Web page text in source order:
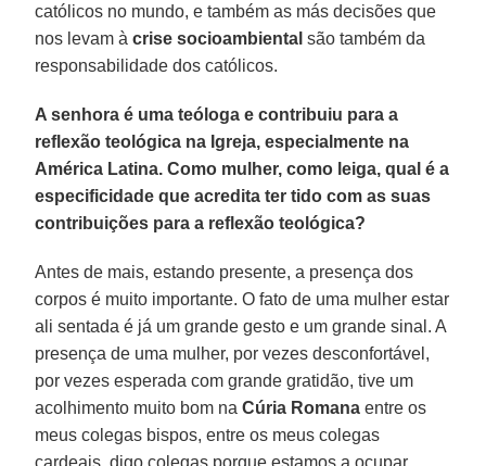
católicos no mundo, e também as más decisões que
nos levam àcrise socioambiental são também da
responsabilidade dos católicos.
A senhora é uma teóloga e contribuiu para a
reflexão teológica na Igreja, especialmente na
América Latina. Como mulher, como leiga, qual é a
especificidade que acredita ter tido com as suas
contribuições para a reflexão teológica?
Antes de mais, estando presente, a presença dos
corpos é muito importante. O fato de uma mulher estar
ali sentada é já um grande gesto e um grande sinal. A
presença de uma mulher, por vezes desconfortável,
por vezes esperada com grande gratidão, tive um
acolhimento muito bom na Cúria Romana entre os
meus colegas bispos, entre os meus colegas
cardeais, digo colegas porque estamos a ocupar